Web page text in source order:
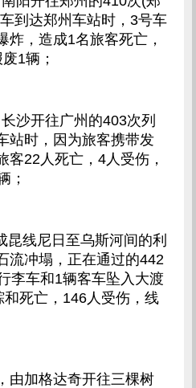
到达郑州车站时，3号车
炸，造成1名旅客死亡，
1辆；
沙开往广州的403次列
站时，因为旅客携带发
客22人死亡，4人受伤，
；
昆线尼日至乌斯河间的利
流冲塌，正在通过的442
李车和1辆客车坠入大渡
死亡，146人受伤，线
由加格达奇开往三棵树